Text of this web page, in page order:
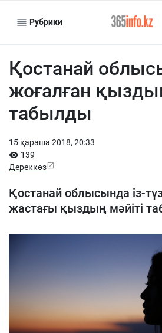
Рубрики
Қостанай
жоғалған
табылды
15 қараша 2018, 20:33
139
Дереккөз
Қостанай облысында із-
жастағы қыздың мәйіті